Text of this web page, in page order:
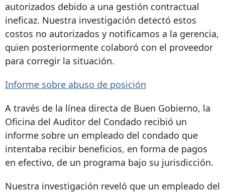
autorizados debido a una gestión contractual
ineficaz. Nuestra investigación detectó estos
costos no autorizados y notificamos a la gerencia,
quien posteriormente colaboró ​​con el proveedor
para corregir la situación.
Informe sobre abuso de posición
A través de la línea directa de Buen Gobierno, la
Oficina del Auditor del Condado recibió un
informe sobre un empleado del condado que
intentaba recibir beneficios, en forma de pagos
en efectivo, de un programa bajo su jurisdicción.
Nuestra investigación reveló que un empleado del